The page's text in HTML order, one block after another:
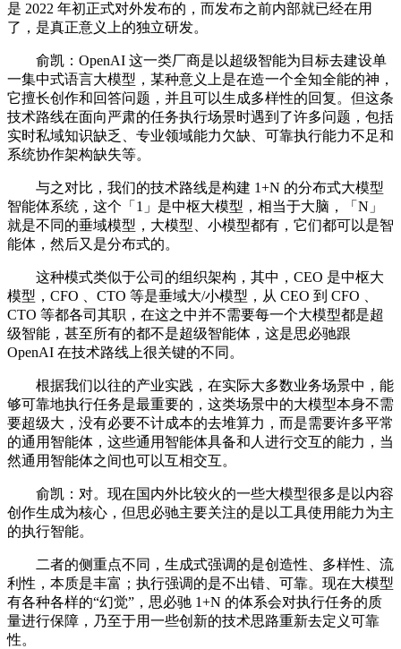
是 2022 年初正式对外发布的，而发布之前内部就已经在用
了，是真正意义上的独立研发。
俞凯：OpenAI 这一类厂商是以超级智能为目标去建设单
一集中式语言大模型，某种意义上是在造一个全知全能的神，
它擅长创作和回答问题，并且可以生成多样性的回复。但这条
技术路线在面向严肃的任务执行场景时遇到了许多问题，包括
实时私域知识缺乏、专业领域能力欠缺、可靠执行能力不足和
系统协作架构缺失等。
与之对比，我们的技术路线是构建 1+N 的分布式大模型
智能体系统，这个「1」是中枢大模型，相当于大脑，「N」
就是不同的垂域模型，大模型、小模型都有，它们都可以是智
能体，然后又是分布式的。
这种模式类似于公司的组织架构，其中，CEO 是中枢大
模型，CFO 、CTO 等是垂域大/小模型，从 CEO 到 CFO 、
CTO 等都各司其职，在这之中并不需要每一个大模型都是超
级智能，甚至所有的都不是超级智能体，这是思必驰跟
OpenAI 在技术路线上很关键的不同。
根据我们以往的产业实践，在实际大多数业务场景中，能
够可靠地执行任务是最重要的，这类场景中的大模型本身不需
要超级大，没有必要不计成本的去堆算力，而是需要许多平常
的通用智能体，这些通用智能体具备和人进行交互的能力，当
然通用智能体之间也可以互相交互。
俞凯：对。现在国内外比较火的一些大模型很多是以内容
创作生成为核心，但思必驰主要关注的是以工具使用能力为主
的执行智能。
二者的侧重点不同，生成式强调的是创造性、多样性、流
利性，本质是丰富；执行强调的是不出错、可靠。现在大模型
有各种各样的“幻觉”，思必驰 1+N 的体系会对执行任务的质
量进行保障，乃至于用一些创新的技术思路重新去定义可靠
性。